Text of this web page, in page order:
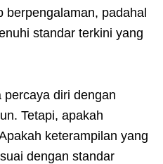
berpengalaman, padahal
standar terkini yang
diri dengan
Tetapi, apakah
keterampilan yang
dengan standar